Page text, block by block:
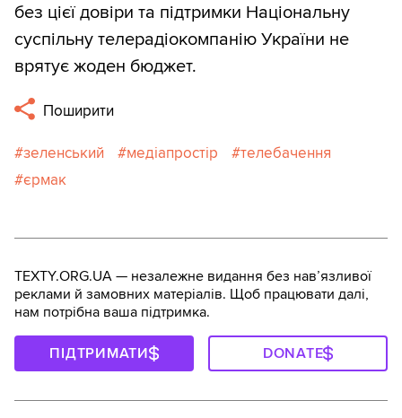
без цієї довіри та підтримки Національну
суспільну телерадіокомпанію України не
врятує жоден бюджет.
Поширити
зеленський медіапростір
телебачення
єрмак
TEXTY.ORG.UA — незалежне видання без навʼязливої
реклами й замовних матеріалів. Щоб працювати далі,
нам потрібна ваша підтримка.
ПІДТРИМАТИ DONATE